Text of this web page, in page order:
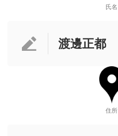
氏名
渡邊正都
住所